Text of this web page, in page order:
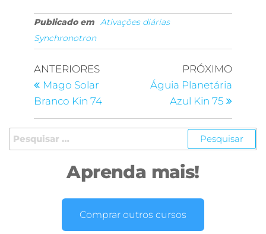
Publicado em Ativações diárias
Synchronotron
ANTERIORES
Mago Solar
Branco Kin 74
PRÓXIMO
Águia Planetária
Azul Kin 75
Aprenda mais!
Comprar outros cursos